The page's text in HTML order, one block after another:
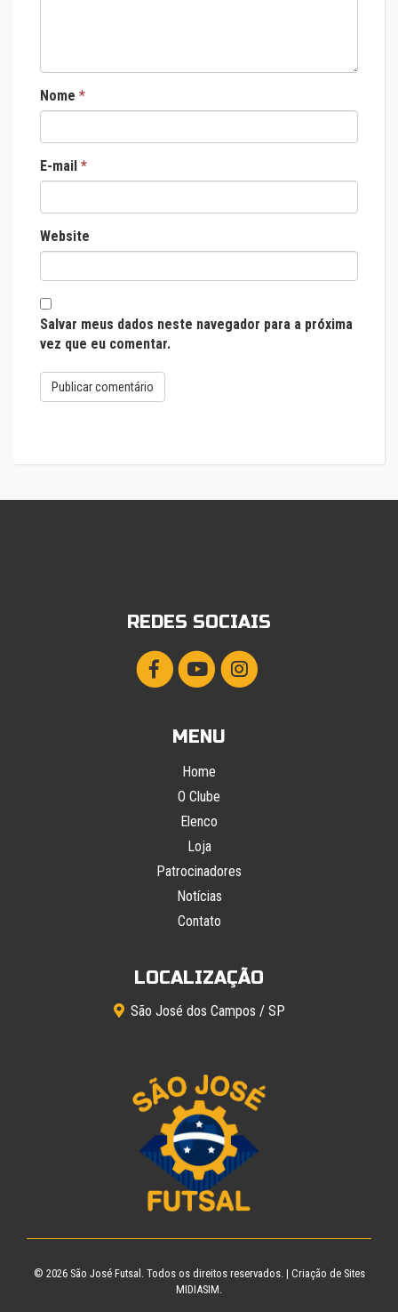
Nome *
E-mail *
Website
Salvar meus dados neste navegador para a próxima
vez que eu comentar.
REDES SOCIAIS
MENU
Home
O Clube
Elenco
Loja
Patrocinadores
Notícias
Contato
LOCALIZAÇÃO
São José dos Campos / SP
© 2026 São José Futsal . Todos os direitos reservados. | Criação de Sites
MIDIASIM.